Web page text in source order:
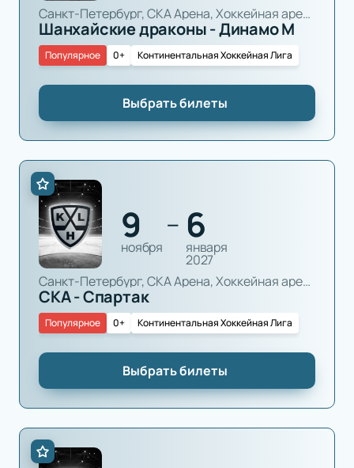
Санкт-Петербург, СКА Арена, Хоккейная арена
Шанхайские драконы - Динамо М
0+ Континентальная Хоккейная Лига
Популярное
Выбрать билеты
9
ноября
— 6
января
2027
Санкт-Петербург, СКА Арена, Хоккейная арена
СКА - Спартак
0+ Континентальная Хоккейная Лига
Популярное
Выбрать билеты